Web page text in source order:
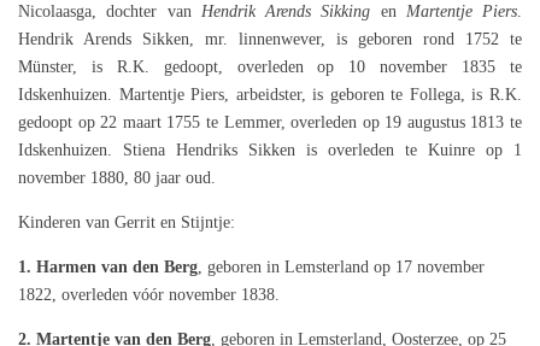
Nicolaasga, dochter van Hendrik Arends Sikking en Martentje Piers
Hendrik Arends Sikken, mr. linnenwever, is geboren rond 1752 te
Münster, is R.K. gedoopt, overleden op 10 november 1835 te
Idskenhuizen. Martentje Piers, arbeidster, is geboren te Follega, is R.K.
gedoopt op 22 maart 1755 te Lemmer, overleden op 19 augustus 1813 te
Idskenhuizen. Stiena Hendriks Sikken is overleden te Kuinre op 1
november 1880, 80 jaar oud.
Kinderen van Gerrit en Stijntje:
1. Harmen van den Berg , geboren in Lemsterland op 17 november
1822, overleden vóór november 1838.
2. Martentje van den Berg , geboren in Lemsterland, Oosterzee, op 25